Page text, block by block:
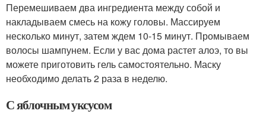
Перемешиваем два ингредиента между собой и
накладываем смесь на кожу головы. Массируем
несколько минут, затем ждем 10-15 минут. Промываем
волосы шампунем. Если у вас дома растет алоэ, то вы
можете приготовить гель самостоятельно. Маску
необходимо делать 2 раза в неделю.
С яблочным уксусом